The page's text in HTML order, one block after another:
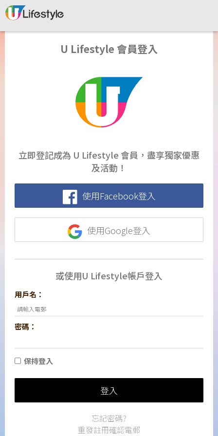
U Lifestyle 會員登入
立即登記成為 U Lifestyle 會員，盡享獨家優惠
及活動！
使用Facebook登入
使用Google登入
或使用U Lifestyle帳戶登入
用戶名：
密碼：
保持登入
登入
忘記密碼?
重發註冊確認電郵